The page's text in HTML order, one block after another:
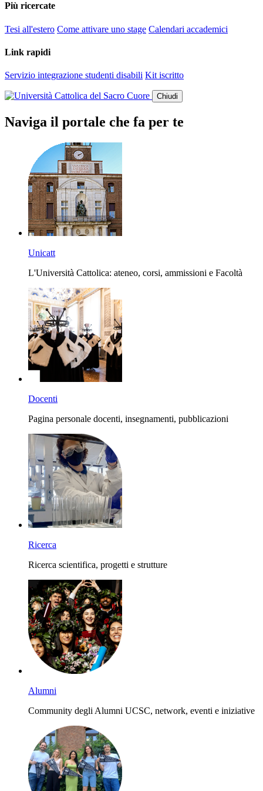
Più ricercate
Tesi all'estero Come attivare uno stage Calendari accademici
Link rapidi
Servizio integrazione studenti disabili Kit iscritto
Chiudi
Naviga il portale che fa per te
Unicatt
L'Università Cattolica: ateneo, corsi, ammissioni e Facoltà
Docenti
Pagina personale docenti, insegnamenti, pubblicazioni
Ricerca
Ricerca scientifica, progetti e strutture
Alumni
Community degli Alumni UCSC, network, eventi e iniziative